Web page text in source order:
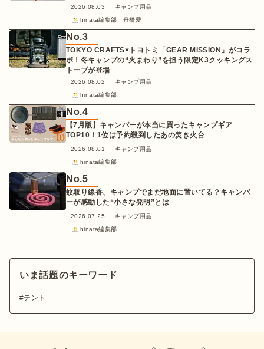
2026.08.03
キャンプ用品
hinata編集部 舟橋愛
No.3
TOKYO CRAFTS×トヨトミ「GEAR MISSION」がコラ
ボ！冬キャンプの“火まわり”を担う限定K3クッキングス
トーブが登場
2026.08.02
キャンプ用品
hinata編集部
No.4
【7月版】キャンパーが本当に買ったキャンプギア
TOP10！1位は予約殺到したあの焚き火台
2026.08.01
キャンプ用品
hinata編集部
No.5
蚊取り線香、キャンプでまだ地面に置いてる？キャンパ
ーが感動した“小さな発明”とは
2026.07.25
キャンプ用品
hinata編集部
いま話題のキーワード
テント